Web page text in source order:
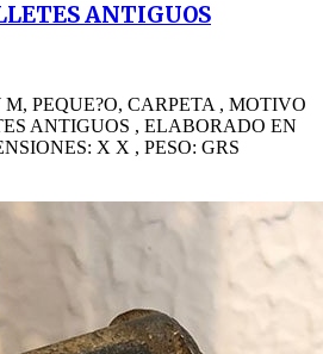
ANTIGUOS
PEQUE?O, CARPETA , MOTIVO
ANTIGUOS , ELABORADO EN
X X , PESO: GRS